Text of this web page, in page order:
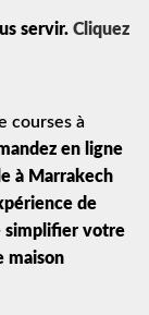
servir. Cliquez
courses à
en ligne
à Marrakech
de
simplifier votre
maison